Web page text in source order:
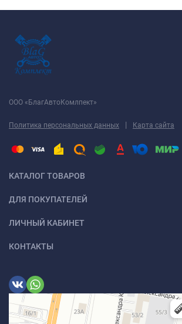
ООО «БлагАвтоКомлпект»
Политика персональных данных | Карта сайта
КАТАЛОГ ТОВАРОВ
ДЛЯ ПОКУПАТЕЛЕЙ
ЛИЧНЫЙ КАБИНЕТ
КОНТАКТЫ